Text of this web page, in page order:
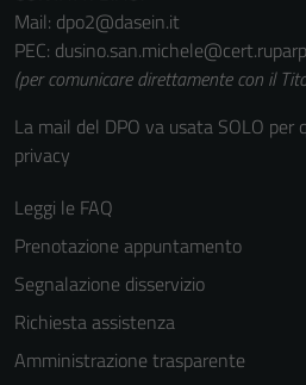
Mail: dpo2@dasein.it
PEC:
(per comunicare direttamente con il
La mail del DPO va usata SOLO
privacy
Leggi le FAQ
Prenotazione appuntamento
Segnalazione disservizio
Richiesta assistenza
Amministrazione trasparente